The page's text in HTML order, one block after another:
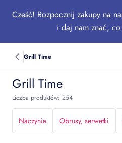
Cześć! Rozpocznij zakupy na
i daj nam znać, co
Grill Time
Grill Time
Liczba produktów: 254
Naczynia Obrusy, serwetki